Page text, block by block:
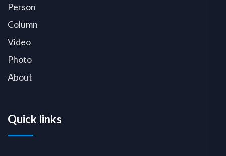
Person
Column
Video
Photo
About
Quick links